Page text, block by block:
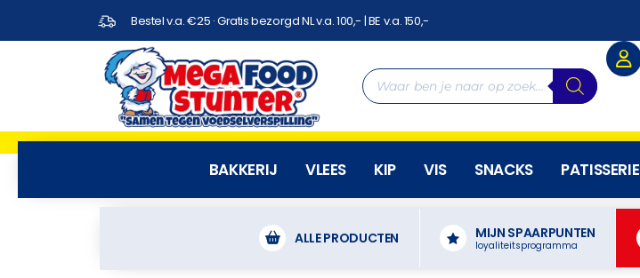
Bestel v.a. €25 · Gratis bezorgd NL v.a. 100,- | BE v.a. 150,-
BAKKERIJ VLEES KIP VIS SNACKS PATISSERIE
ALLE PRODUCTEN MIJN SPAARPUNTEN
loyaliteitsprogramma